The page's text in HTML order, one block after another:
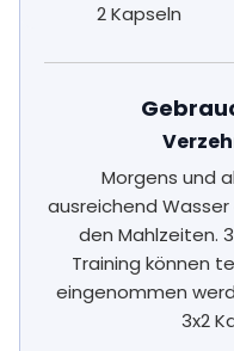
2 Kapseln
Morgens und
ausreichend
den Mahlzeiten.
Training können
eingenommen
3x2